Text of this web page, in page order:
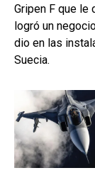
Gripen F que le
logró un
dio en las
Suecia.